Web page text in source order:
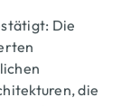
Die
die